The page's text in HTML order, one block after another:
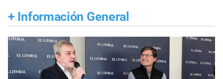
+ Información General